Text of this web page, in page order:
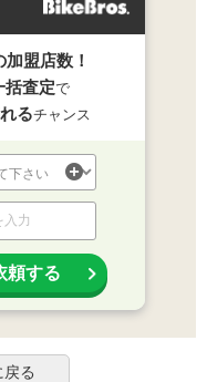
盟店数！
括査定で
るチャンス
頼する
戻る